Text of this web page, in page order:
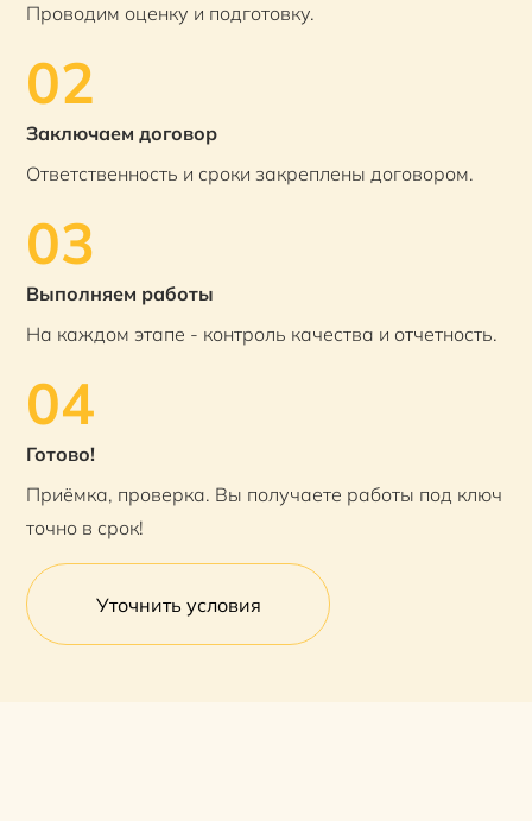
Проводим оценку и подготовку.
02
Заключаем договор
Ответственность и сроки закреплены договором.
03
Выполняем работы
На каждом этапе - контроль качества и отчетность.
04
Готово!
Приёмка, проверка. Вы получаете работы под ключ
точно в срок!
Уточнить условия